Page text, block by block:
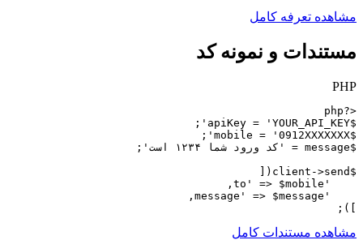
مشاهده تعرفه کامل
مستندات و نمونه کد
PHP
]);
مشاهده مستندات کامل